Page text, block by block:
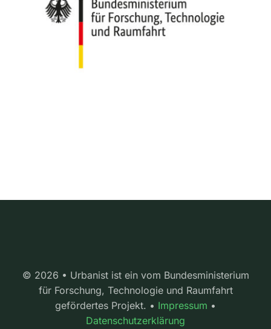
© 2026 • Urbanist ist ein vom Bundesministerium
für Forschung, Technologie und Raumfahrt
gefördertes Projekt. • Impressum •
Datenschutzerklärung